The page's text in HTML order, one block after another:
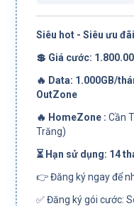
Siêu hot - Siêu ưu
💲 Giá cước:
🔥 Data: 1.000GB/
OutZone
🔥 HomeZone : Cần
Trăng)
⏳ Hạn sử dụng: 14
👉 Đăng ký ngay để
✅ Đăng ký gói cước: